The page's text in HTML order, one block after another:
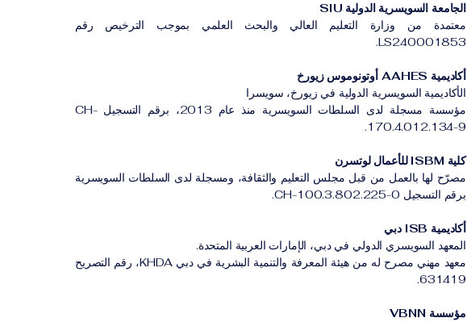
الجامعة السويسرية الدولية SIU
معتمدة من وزارة التعليم العالي والبحث العلمي بموجب الترخيص رقم
LS240001853.
أكاديمية AAHES أوتونوموس زيورخ
الأكاديمية السويسرية الدولية في زيورخ، سويسرا
مؤسسة مسجلة لدى السلطات السويسرية منذ عام 2013، برقم التسجيل CH-
170.4.012.134-9.
كلية ISBM للأعمال لوتسرن
مصرّح لها بالعمل من قبل مجلس التعليم والثقافة، ومسجلة لدى السلطات السويسرية
برقم التسجيل CH-100.3.802.225-0.
أكاديمية ISB دبي
المعهد السويسري الدولي في دبي، الإمارات العربية المتحدة.
معهد مهني مصرح له من هيئة المعرفة والتنمية البشرية في دبي KHDA، رقم التصريح
631419.
مؤسسة VBNN